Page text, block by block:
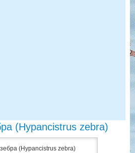
(Hypancistrus zebra)